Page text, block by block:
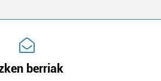
berriak